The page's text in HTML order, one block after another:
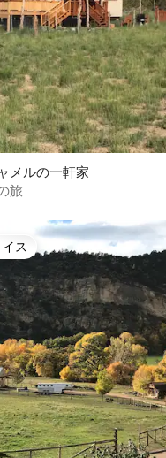
メルの一軒家
旅
チョイスです。
ス